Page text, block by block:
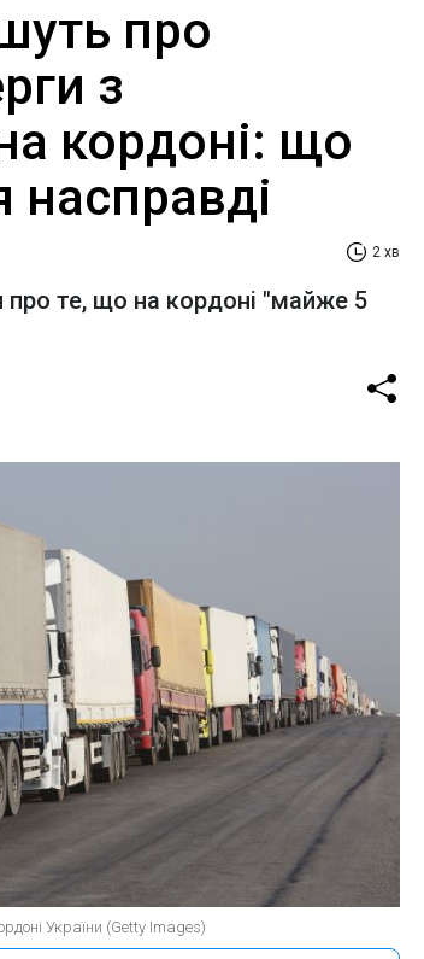
про
з
кордоні: що
насправді
2 хв
про те, що на кордоні "майже 5
України (Getty Images)